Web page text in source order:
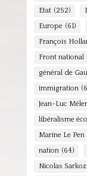
Etat (252)
Europe (61)
François
Front national
général de
immigration
Jean-Luc
libéralisme
Marine Le Pen
nation (64)
Nicolas